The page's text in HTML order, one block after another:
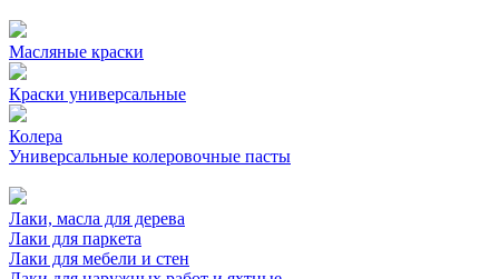
Масляные краски
Краски универсальные
Колера
Универсальные колеровочные пасты
Лаки, масла для дерева
Лаки для паркета
Лаки для мебели и стен